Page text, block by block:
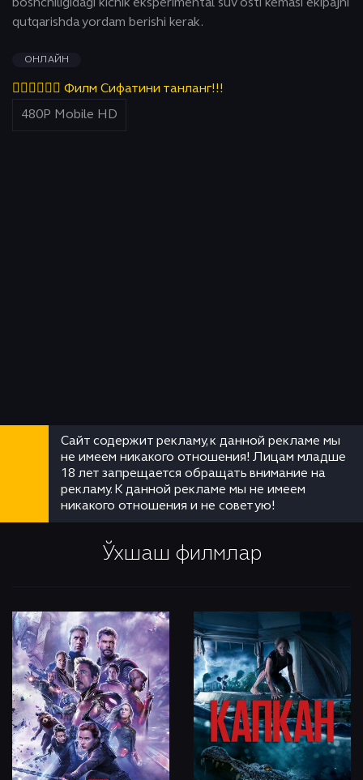
boshchiligidagi kichik eksperimental suv osti kemasi ekipajni
qutqarishda yordam berishi kerak.
ОНЛАЙН
👇🏻👇🏻👇🏻 Филм Сифатини танланг!!!
Сайт содержит рекламу, к данной рекламе мы
не имеем никакого отношения! Лицам младше
18 лет запрещается обращать внимание на
рекламу. К данной рекламе мы не имеем
никакого отношения и не советую!
Ўхшаш филмлар